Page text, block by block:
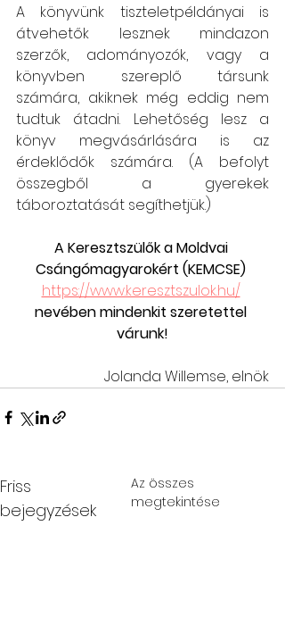
A könyvünk tiszteletpéldányai is
átvehetők lesznek mindazon
szerzők, adományozók, vagy a
könyvben szereplő társunk
számára, akiknek még eddig nem
tudtuk átadni. Lehetőség lesz a
könyv megvásárlására is az
érdeklődők számára. (A befolyt
összegből a gyerekek
táboroztatását segíthetjük.)
A Keresztszülők a Moldvai
Csángómagyarokért (KEMCSE)
https://www.keresztszulok.hu/
nevében mindenkit szeretettel
várunk!
Jolanda Willemse, elnök
Friss
bejegyzések
Az összes
megtekintése